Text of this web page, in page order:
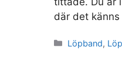
där det
Kategorier
Löpband,